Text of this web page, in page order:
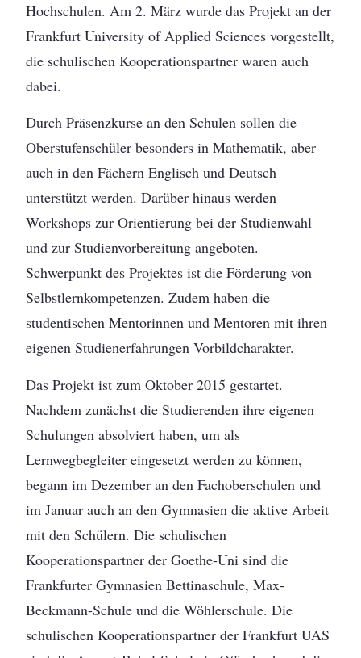
Hochschulen. Am 2. März wurde das Projekt an der
Frankfurt University of Applied Sciences vorgestellt,
die schulischen Kooperationspartner waren auch
dabei.
Durch Präsenzkurse an den Schulen sollen die
Oberstufenschüler besonders in Mathematik, aber
auch in den Fächern Englisch und Deutsch
unterstützt werden. Darüber hinaus werden
Workshops zur Orientierung bei der Studienwahl
und zur Studienvorbereitung angeboten.
Schwerpunkt des Projektes ist die Förderung von
Selbstlernkompetenzen. Zudem haben die
studentischen Mentorinnen und Mentoren mit ihren
eigenen Studienerfahrungen Vorbildcharakter.
Das Projekt ist zum Oktober 2015 gestartet.
Nachdem zunächst die Studierenden ihre eigenen
Schulungen absolviert haben, um als
Lernwegbegleiter eingesetzt werden zu können,
begann im Dezember an den Fachoberschulen und
im Januar auch an den Gymnasien die aktive Arbeit
mit den Schülern. Die schulischen
Kooperationspartner der Goethe-Uni sind die
Frankfurter Gymnasien Bettinaschule, Max-
Beckmann-Schule und die Wöhlerschule. Die
schulischen Kooperationspartner der Frankfurt UAS